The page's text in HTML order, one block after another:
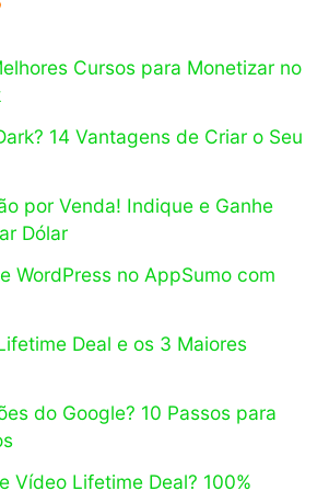
Cursos para Monetizar no
14 Vantagens de Criar o Seu
por Venda! Indique e Ganhe
Dólar
WordPress no AppSumo com
Deal e os 3 Maiores
do Google? 10 Passos para
Vídeo Lifetime Deal? 100%